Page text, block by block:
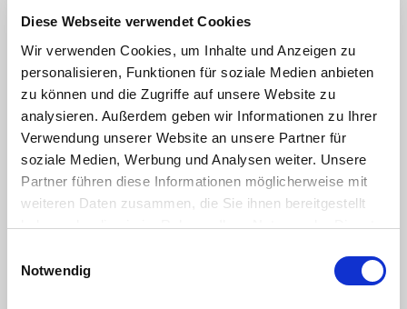
Diese Webseite verwendet Cookies
Wir verwenden Cookies, um Inhalte und Anzeigen zu
personalisieren, Funktionen für soziale Medien anbieten
zu können und die Zugriffe auf unsere Website zu
analysieren. Außerdem geben wir Informationen zu Ihrer
Verwendung unserer Website an unsere Partner für
soziale Medien, Werbung und Analysen weiter. Unsere
Partner führen diese Informationen möglicherweise mit
weiteren Daten zusammen, die Sie ihnen bereitgestellt
haben oder die sie im Rahmen Ihrer Nutzung der Dienste
Notwendig
and will try to respond as soon as possible.
Office opening hours (Valley station Watles)
Monday - Friday from 9.00 am - 12.00 pm & from 13.00 pm -
16.00 pm
President Touristik & Freizeit GmbH
Ronald Patscheider
Management